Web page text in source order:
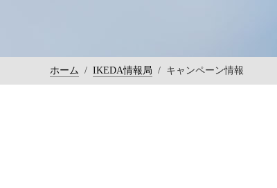
ホーム / IKEDA情報局 / キャンペーン情報